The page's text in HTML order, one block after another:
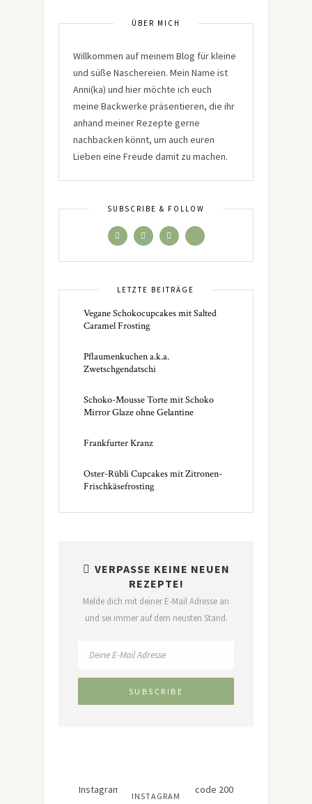
ÜBER MICH
Willkommen auf meinem Blog für kleine
und süße Naschereien. Mein Name ist
Anni(ka) und hier möchte ich euch
meine Backwerke präsentieren, die ihr
anhand meiner Rezepte gerne
nachbacken könnt, um auch euren
Lieben eine Freude damit zu machen.
SUBSCRIBE & FOLLOW
LETZTE BEITRÄGE
Vegane Schokocupcakes mit Salted
Caramel Frosting
Pflaumenkuchen a.k.a.
Zwetschgendatschi
Schoko-Mousse Torte mit Schoko
Mirror Glaze ohne Gelantine
Frankfurter Kranz
Oster-Rübli Cupcakes mit Zitronen-
Frischkäsefrosting
VERPASSE KEINE NEUEN
REZEPTE!
Melde dich mit deiner E-Mail Adresse an
und sei immer auf dem neusten Stand.
INSTAGRAM
Instagram hat keinen Statuscode 200